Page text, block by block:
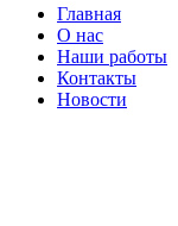
Главная
О нас
Наши работы
Контакты
Новости